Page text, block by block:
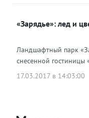
«Зарядье»: лед и
Ландшафтный парк
снесенной гостиницы
17.03.2017 в 14:03:00